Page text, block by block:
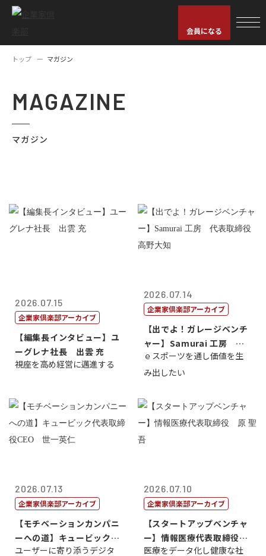
会員になる
トップ マガジン
MAGAZINE
マガジン
2026.07.15
企業家倶楽部アーカイブ
【編集長インタビュー】ユ
ーグレナ社長 出雲 充
視座を高め経営に邁進する
2026.07.14
企業家倶楽部アーカイブ
【出でよ！ガレージベンチ
ャー】Samurai 工房 代
表取締...
ｅスポーツを通し価値を生
み出したい
2026.07.13
企業家倶楽部アーカイブ
【モチベーションカンパニ
ーへの道】キュービック代
表取締役CE...
ユーザーに寄り添うデジタ
2026.07.10
企業家倶楽部アーカイブ
【スタートアップベンチャ
ー】情報医療代表取締役
原 聖吾
医療をデータ化し健康な社